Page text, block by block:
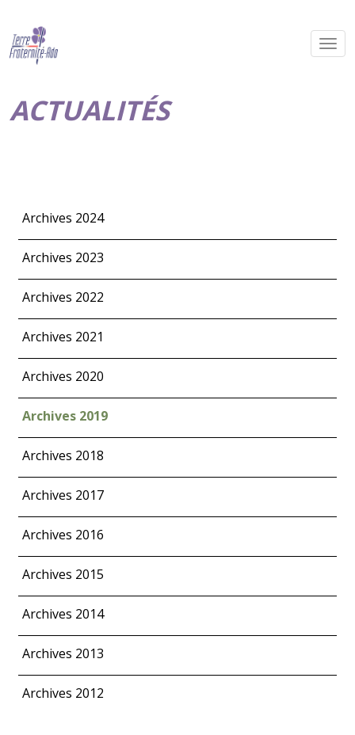
ACTUALITÉS
Archives 2024
Archives 2023
Archives 2022
Archives 2021
Archives 2020
Archives 2019
Archives 2018
Archives 2017
Archives 2016
Archives 2015
Archives 2014
Archives 2013
Archives 2012